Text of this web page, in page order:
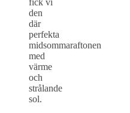
den
där
perfekta
midsommaraftonen
med
värme
och
strålande
sol.